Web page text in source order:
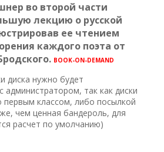
во второй части
лекцию о русской
ее чтением
каждого поэта от
BOOK-ON-DEMAND
диска нужно будет
администратором, так как диски
первым классом, либо посылкой
чем ценная бандероль, для
расчет по умолчанию)